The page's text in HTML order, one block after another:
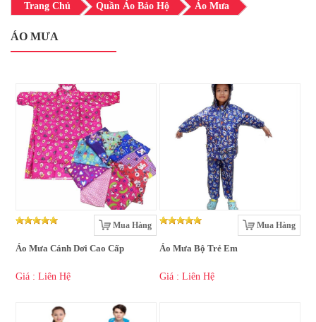
Trang Chủ Quần Áo Bảo Hộ Áo Mưa
ÁO MƯA
Mua Hàng
Áo Mưa Cánh Dơi Cao Cấp
Giá : Liên Hệ
Mua Hàng
Áo Mưa Bộ Trẻ Em
Giá : Liên Hệ